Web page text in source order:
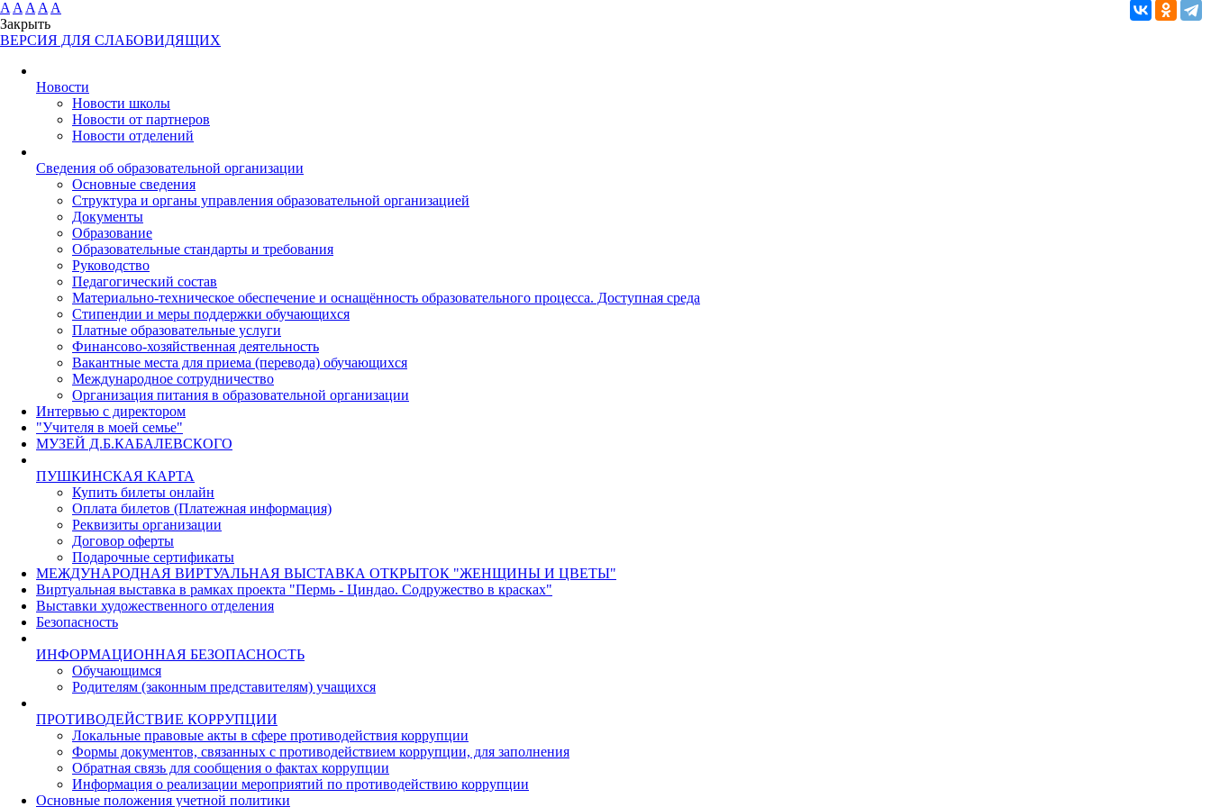
A A A A A
Закрыть
ВЕРСИЯ ДЛЯ СЛАБОВИДЯЩИХ
Новости
Новости школы
Новости от партнеров
Новости отделений
Cведения об образовательной организации
Основные сведения
Структура и органы управления образовательной организацией
Документы
Образование
Образовательные стандарты и требования
Руководство
Педагогический состав
Материально-техническое обеспечение и оснащённость образовательного процесса. Доступная среда
Стипендии и меры поддержки обучающихся
Платные образовательные услуги
Финансово-хозяйственная деятельность
Вакантные места для приема (перевода) обучающихся
Международное сотрудничество
Организация питания в образовательной организации
Интервью с директором
"Учителя в моей семье"
МУЗЕЙ Д.Б.КАБАЛЕВСКОГО
ПУШКИНСКАЯ КАРТА
Купить билеты онлайн
Оплата билетов (Платежная информация)
Реквизиты организации
Договор оферты
Подарочные сертификаты
МЕЖДУНАРОДНАЯ ВИРТУАЛЬНАЯ ВЫСТАВКА ОТКРЫТОК "ЖЕНЩИНЫ И ЦВЕТЫ"
Виртуальная выставка в рамках проекта "Пермь - Циндао. Содружество в красках"
Выставки художественного отделения
Безопасность
ИНФОРМАЦИОННАЯ БЕЗОПАСНОСТЬ
Обучающимся
Родителям (законным представителям) учащихся
ПРОТИВОДЕЙСТВИЕ КОРРУПЦИИ
Локальные правовые акты в сфере противодействия коррупции
Формы документов, связанных с противодействием коррупции, для заполнения
Обратная связь для сообщения о фактах коррупции
Информация о реализации мероприятий по противодействию коррупции
Основные положения учетной политики